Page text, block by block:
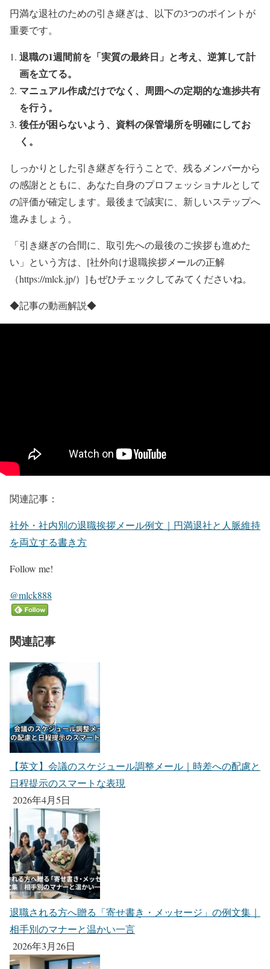
円満な退社のための引き継ぎは、以下の3つのポイントが
重要です。
退職の1週間前を「実質の最終日」と考え、逆算して計
画を立てる。
マニュアル作成だけでなく、周囲への定期的な進捗共有
を行う。
後任が困らないよう、資料の保管場所を明確にしてお
く。
しっかりとした引き継ぎを行うことで、残るメンバーから
の感謝とともに、あなた自身のプロフェッショナルとして
の評価が確定します。最後まで誠実に、新しいステップへ
進みましょう。
「引き継ぎの合間に、取引先への最後のご挨拶も進めた
い」という方は、[社外向け退職挨拶メールの正解
（https://mlck.jp/）]もぜひチェックしてみてくださいね。
◆記事の動画解説◆
関連記事：
社外・社内別の退職挨拶メール例文｜円満退社と人脈維持
を両立する書き方
Follow me!
@mlck888
関連記事
【英文】会議のスケジュール調整メール｜時差への配慮と
日程提示のスマートな表現
2026年4月5日
退職される方へ贈る「寄せ書き・メッセージ」の例文集｜
相手別のマナーと温かい一言
2026年3月26日